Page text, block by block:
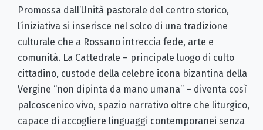
Promossa dall’Unità pastorale del centro storico,
l’iniziativa si inserisce nel solco di una tradizione
culturale che a Rossano intreccia fede, arte e
comunità. La Cattedrale – principale luogo di culto
cittadino, custode della celebre icona bizantina della
Vergine “non dipinta da mano umana” – diventa così
palcoscenico vivo, spazio narrativo oltre che liturgico,
capace di accogliere linguaggi contemporanei senza